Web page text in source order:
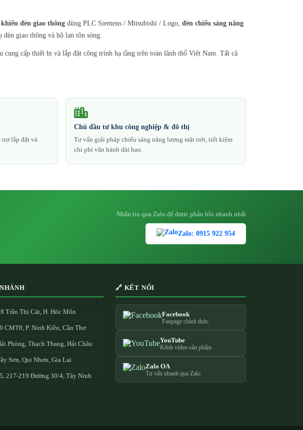
đèn giao thông dùng PLC Siemens / Mitsubishi / Logo, đèn chiếu sáng năng
giao thông và hộ lan tôn sóng.
cấp thiết bị và lắp đặt công trình hạ tầng trên toàn lãnh thổ Việt Nam. Tất cả
trợ lắp đặt và
Chủ đầu tư khu công nghiệp & đô thị
Tư vấn giải pháp chiếu sáng năng lượng mặt trời, tiết kiệm
chi phí vận hành dài hạn.
Nhắn tin qua Zalo để được phản hồi nhanh nhất
Zalo: 0915 922 954
Trần Thị Cát, H. Hóc Môn
CMT8, P. Ninh Kiều, Cần Thơ
Phòng, Thạch Thang, Hải Châu
Sơn, Qui Nhơn, Gia Lai
217-219 Đường 30/4, Tây Ninh
🔗 KẾT NỐI
Facebook
Fanpage chính thức
YouTube
Kênh video sản phẩm
Zalo OA
Tư vấn nhanh qua Zalo